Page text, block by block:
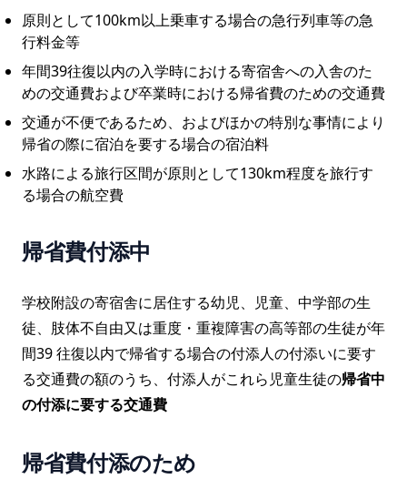
原則として100km以上乗車する場合の急行列車等の急
行料金等
年間39往復以内の入学時における寄宿舎への入舎のた
めの交通費および卒業時における帰省費のための交通費
交通が不便であるため、およびほかの特別な事情により
帰省の際に宿泊を要する場合の宿泊料
水路による旅行区間が原則として130km程度を旅行す
る場合の航空費
帰省費付添中
学校附設の寄宿舎に居住する幼児、児童、中学部の生
徒、肢体不自由又は重度・重複障害の高等部の生徒が年
間39 往復以内で帰省する場合の付添人の付添いに要す
る交通費の額のうち、付添人がこれら児童生徒の帰省中
の付添に要する交通費
帰省費付添のため